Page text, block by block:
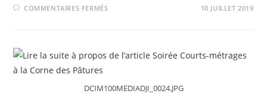
COMMENTAIRES FERMÉSSUR 10 JUILLET 2019
DCIM100MEDIADJI_0024.JPG